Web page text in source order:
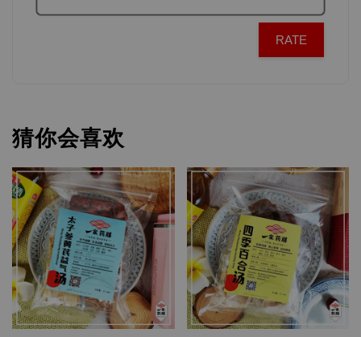
RATE
猜你会喜欢